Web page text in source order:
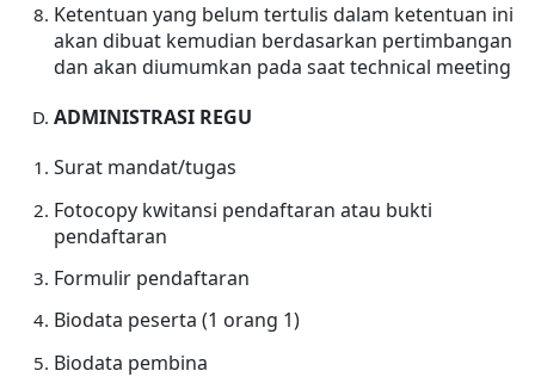
Ketentuan yang belum tertulis dalam ketentuan ini
akan dibuat kemudian berdasarkan pertimbangan
dan akan diumumkan pada saat technical meeting
ADMINISTRASI REGU
Surat mandat/tugas
Fotocopy kwitansi pendaftaran atau bukti
pendaftaran
Formulir pendaftaran
Biodata peserta (1 orang 1)
Biodata pembina